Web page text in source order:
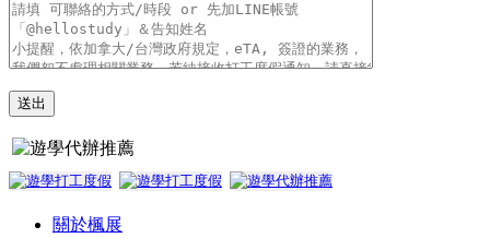
關於楓展